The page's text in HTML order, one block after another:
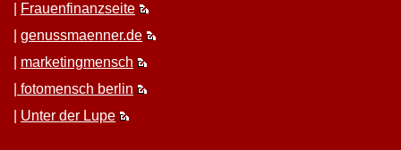
Frauen­fi­nanz­seite
genussmaenner.de
mar­ket­ing­men­sch
fotomen­sch berlin
Unter der Lupe